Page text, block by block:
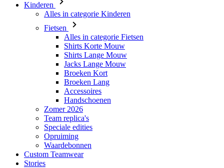
Kinderen
Alles in categorie Kinderen
Fietsen
Alles in categorie Fietsen
Shirts Korte Mouw
Shirts Lange Mouw
Jacks Lange Mouw
Broeken Kort
Broeken Lang
Accessoires
Handschoenen
Zomer 2026
Team replica's
Speciale edities
Opruiming
Waardebonnen
Custom Teamwear
Stories